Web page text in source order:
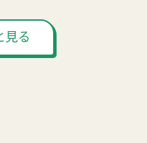
見る